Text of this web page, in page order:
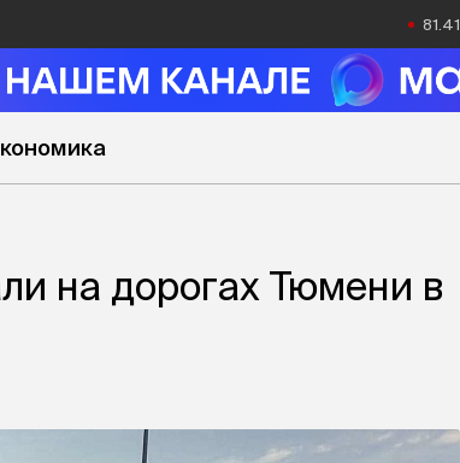
81.41
на дорогах Тюмени в